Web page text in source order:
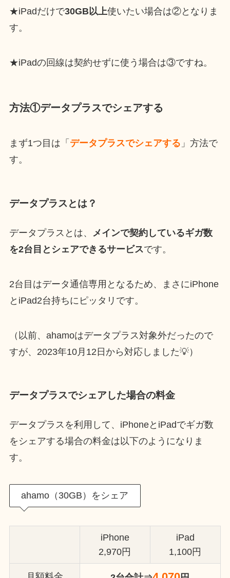
★iPadだけで30GB以上使いたい場合は②となりま
す。
★iPadの回線は契約せずに使う場合は③ですね。
方法①データプラスでシェアする
まず1つ目は「 データプラスでシェアする 」方法で
す。
データプラスとは？
データプラスとは、
メインで契約しているギガ数
を2台目とシェアできるサービスです。
2台目はデータ通信専用となるため、まさにiPhone
とiPad2台持ちにピッタリです。
（以前、ahamoはデータプラス対象外だったので
すが、2023年10月12日から対応しました💡）
データプラスでシェアした場合の料金
データプラスを利用して、iPhoneとiPadでギガ数
をシェアする場合の料金は以下のようになりま
す。
ahamo（30GB）をシェア
iPhone
2,970円
iPad
1,100円